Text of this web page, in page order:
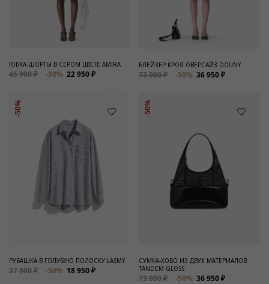
ЮБКА-ШОРТЫ В СЕРОМ ЦВЕТЕ AMIRA
45 900 ₽ -50% 22 950 ₽
БЛЕЙЗЕР КРОЯ ОВЕРСАЙЗ DOUNY
73 900 ₽ -50% 36 950 ₽
-50%
РУБАШКА В ГОЛУБУЮ ПОЛОСКУ LASMY
37 900 ₽ -50% 18 950 ₽
-50%
СУМКА-ХОБО ИЗ ДВУХ МАТЕРИАЛОВ
TANDEM GLOSS
73 900 ₽ -50% 36 950 ₽